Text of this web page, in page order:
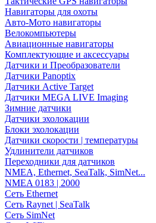
Навигаторы для охоты
Авто-Мото навигаторы
Велокомпьютеры
Авиационные навигаторы
Комплектующие и аксессуары
Датчики и Преобразователи
Датчики Panoptix
Датчики Active Target
Датчики MEGA LIVE Imaging
Зимние датчики
Датчики эхолокации
Блоки эхолокации
Датчики скорости | температуры
Удлинители датчиков
Переходники для датчиков
NMEA, Ethernet, SeaTalk, SimNet...
NMEA 0183 | 2000
Сеть Ethernet
Сеть Raynet | SeaTalk
Сеть SimNet